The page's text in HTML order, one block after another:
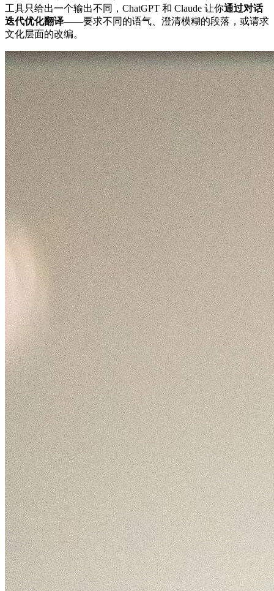
工具只给出一个输出不同，ChatGPT 和 Claude 让你通过对话
迭代优化翻译——要求不同的语气、澄清模糊的段落，或请求
文化层面的改编。